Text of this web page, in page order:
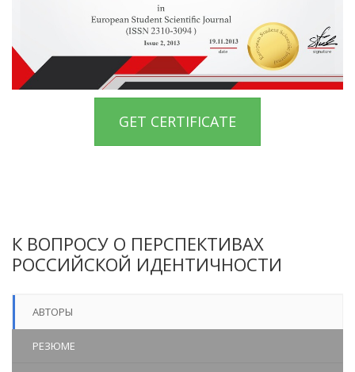
GET CERTIFICATE
К ВОПРОСУ О ПЕРСПЕКТИВАХ
РОССИЙСКОЙ ИДЕНТИЧНОСТИ
АВТОРЫ
РЕЗЮМЕ